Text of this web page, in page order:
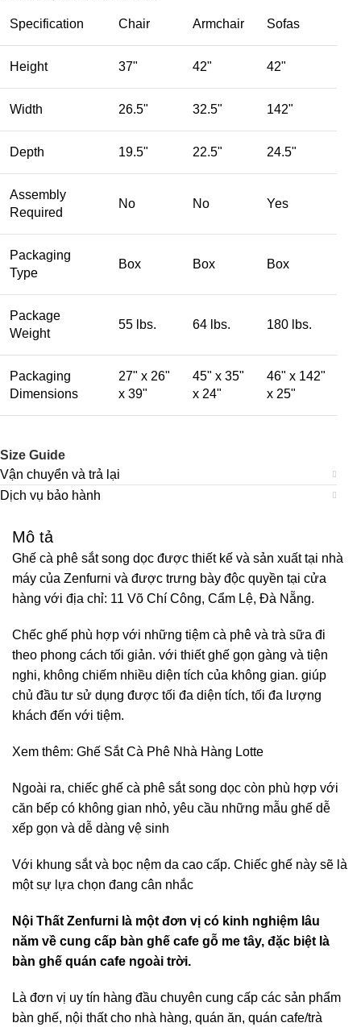
Specification Chair Armchair Sofas
Height 37" 42" 42"
Width 26.5" 32.5" 142"
Depth 19.5" 22.5" 24.5"
Assembly
Required
No No Yes
Packaging
Type
Box Box Box
Package
Weight
55 lbs. 64 lbs. 180 lbs.
Packaging
Dimensions
27" x 26"
x 39"
45" x 35"
x 24"
46" x 142"
x 25"
Size Guide
Vận chuyển và trả lại
Dịch vụ bảo hành
Mô tả
Ghế cà phê sắt song dọc được thiết kế và sản xuất tại nhà
máy của Zenfurni và được trưng bày độc quyền tại cửa
hàng với địa chỉ: 11 Võ Chí Công, Cẩm Lệ, Đà Nẵng.
Chếc ghế phù hợp với những tiệm cà phê và trà sữa đi
theo phong cách tối giản. với thiết ghế gọn gàng và tiện
nghi, không chiếm nhiều diện tích của không gian. giúp
chủ đầu tư sử dụng được tối đa diện tích, tối đa lượng
khách đến với tiệm.
Xem thêm: Ghế Sắt Cà Phê Nhà Hàng Lotte
Ngoài ra, chiếc ghế cà phê sắt song dọc còn phù hợp với
căn bếp có không gian nhỏ, yêu cầu những mẫu ghế dễ
xếp gọn và dễ dàng vệ sinh
Với khung sắt và bọc nệm da cao cấp. Chiếc ghế này sẽ là
một sự lựa chọn đang cân nhắc
Nội Thất Zenfurni là một đơn vị có kinh nghiệm lâu
năm về cung cấp bàn ghế cafe gỗ me tây, đặc biệt là
bàn ghế quán cafe ngoài trời.
Là đơn vị uy tín hàng đầu chuyên cung cấp các sản phẩm
bàn ghế, nội thất cho nhà hàng, quán ăn, quán cafe/trà